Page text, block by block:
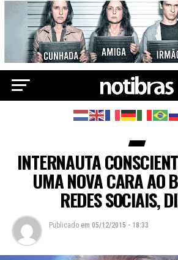
INTERNAUTA
UMA NOVA CARA AO
REDES SOCIAIS,
Publicado em 05/12/2015 - 18:33